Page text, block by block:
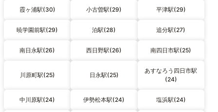
霞ヶ浦駅(30) 小古曽駅(29) 平津駅(29)
暁学園前駅(29) 泊駅(28) 追分駅(27)
南日永駅(26) 西日野駅(26) 南四日市駅(25)
川原町駅(25) 日永駅(25)
あすなろう四日市駅
(24)
中川原駅(24) 伊勢松本駅(24) 塩浜駅(24)